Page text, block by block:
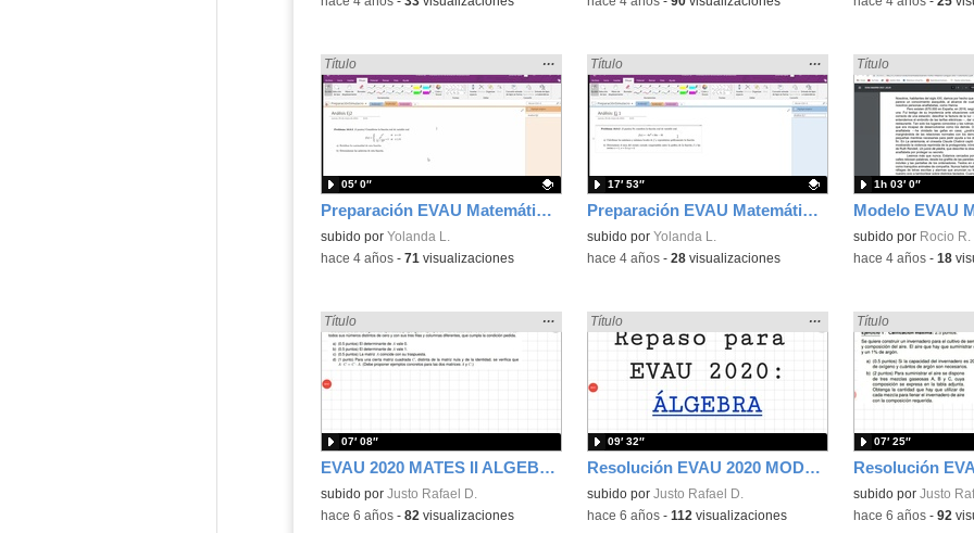
Preparación EVAU Matemáticas CCSS Análisis II
Encontrado «EvAU» en:
Título
Mostrar
la
ubicación
de la
búsqueda
…
Contenido educativo.
subido por Yolanda L.
05′ 0″
-hace 4 años- 71 visualizaciones
Preparación EVAU Matemáticas CCSS Análisis Ej1
Encontrado «EvAU» en:
Título
Mostrar
la
ubicación
de la
…
Contenido educativo.
subido por Yolanda L.
17′ 53″
-hace 4 años- 28visualizaciones
Encontrado «EvAU»
Título
Contenido educativo.
subido por Rocio R.
1h 03′ 0″
-hace 4 años- 18
EVAU 2020 MATES II ALGEBRA 3
Encontrado «EvAU» en:
Título
Mostrar
la
búsqueda
…
subido por Justo Rafael D.
07′ 08″
-hace 6 años- 82 visualizaciones
Resolución EVAU 2020 MODELO MATEMÁTICAS II MADRID, ALGEBRA OPCIÓN B.
Encontrado «EvAU» en:
Título
Mostrar
la
ubicación
búsqueda
…
subido por Justo Rafael D.
09′ 32″
-hace 6 años- 112 visualizaciones
Encontrado «EvAU»
Título
subido por Justo
07′ 25″
-hace 6 años- 92